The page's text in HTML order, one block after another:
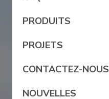
PRODUITS
PROJETS
CONTACTEZ-NOUS
NOUVELLES